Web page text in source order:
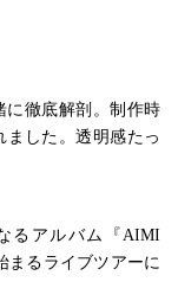
に徹底解剖。制作時
した。透明感たっ
るアルバム『AIMI
まるライブツアーに